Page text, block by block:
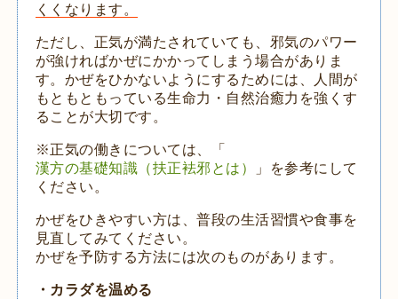
くくなります。
ただし、正気が満たされていても、邪気のパワー
が強ければかぜにかかってしまう場合がありま
す。かぜをひかないようにするためには、人間が
もともともっている生命力・自然治癒力を強くす
ることが大切です。
※正気の働きについては、「
漢方の基礎知識（扶正袪邪とは）
」を参考にして
ください。
かぜをひきやすい方は、普段の生活習慣や食事を
見直してみてください。
かぜを予防する方法には次のものがあります。
・カラダを温める